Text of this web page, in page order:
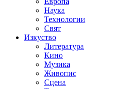
Наука
Технологии
Свят
Изкуство
Литература
Кино
Музика
Живопис
Сцена